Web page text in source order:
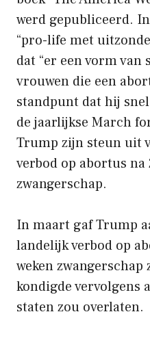
werd gepubliceerd.
“pro-life met
dat “er een vorm van
vrouwen die een
standpunt dat hij
de jaarlijkse March
Trump zijn steun uit
verbod op abortus na
zwangerschap.
In maart gaf Trump
landelijk verbod op
weken
kondigde vervolgens
staten zou overlaten.